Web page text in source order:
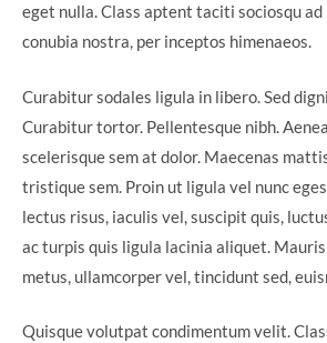
eget nulla. Class aptent taciti sociosqu
conubia nostra, per inceptos himenaeos.
Curabitur sodales ligula in libero. Sed
Curabitur tortor. Pellentesque nibh.
scelerisque sem at dolor. Maecenas
tristique sem. Proin ut ligula vel nunc
lectus risus, iaculis vel, suscipit quis,
ac turpis quis ligula lacinia aliquet.
metus, ullamcorper vel, tincidunt sed,
Quisque volutpat condimentum velit.